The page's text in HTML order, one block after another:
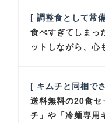
[ 調整食として常
食べすぎてしまっ
ットしながら、心
[ キムチと同梱で
送料無料の20食セ
チ」や「冷麺専用